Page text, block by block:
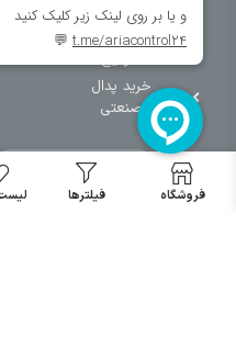
مینیاتوری
خرید میکرو
سوئیچ
خرید پدال
صنعتی
فروشگاه فیلترها